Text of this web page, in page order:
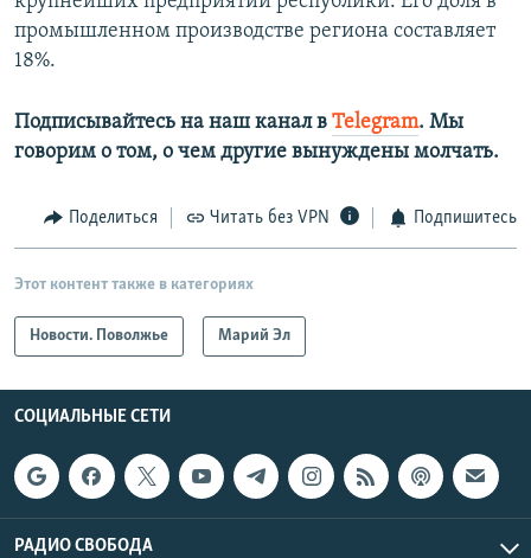
промышленном производстве региона составляет
18%.
Подписывайтесь на наш канал в Telegram. Мы
говорим о том, о чем другие вынуждены молчать.
Поделиться Читать без VPN Подпишитесь
Этот контент также в категориях
Новости. Поволжье Марий Эл
СОЦИАЛЬНЫЕ СЕТИ
РАДИО СВОБОДА